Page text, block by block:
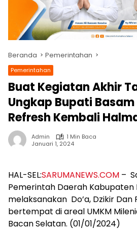
Beranda Pemerintahan
Pemerintahan
Buat Kegiatan Akhir
Ungkap Bupati
Refresh Kembali
Admin
1 Min Baca
Januari 1, 2024
HAL-SEL:SARUMANEWS.COM –
Pemerintah Daerah
melaksanakan Do’a, Dzikir Dan
bertempat di areal UMKM
Bacan Selatan. (01/01/2024)